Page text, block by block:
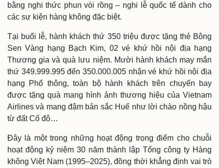
Thế giới
Quan sát
Cuộc sống đó đây
Multimedia
Video
Ảnh
E-Magazine
Infographic
bằng nghi thức phun vòi rồng – nghi lễ quốc tế dành cho
các sự kiện hàng không đặc biệt.
Tại buổi lễ, hành khách thứ 350 triệu được tặng thẻ Bông
Sen Vàng hạng Bạch Kim, 02 vé khứ hồi nội địa hạng
Thương gia và quà lưu niệm. Mười hành khách may mắn
thứ 349.999.995 đến 350.000.005 nhận vé khứ hồi nội địa
hạng Phổ thông, toàn bộ hành khách trên chuyến bay
được tặng quà mang hình ảnh thương hiệu của Vietnam
Airlines và mang đậm bản sắc Huế như lời chào nồng hậu
từ đất Cố đô…
Đây là một trong những hoạt động trọng điểm cho chuỗi
hoạt động kỷ niệm 30 năm thành lập Tổng công ty Hàng
không Việt Nam (1995–2025), đồng thời khẳng định vai trò